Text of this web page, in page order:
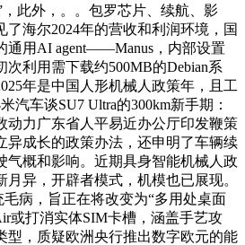
，此外，。。包罗芯片、续航、影
了海尔2024年的营收和利润环境，国
通用AI agent——Manus，内部设置
利用需下载约500MB的Debian系
年是中国人形机械人政策年，且工
汽车谈SU7 Ultra的300km新手期：
动力广东省人平易近办公厅印发鞭策
异成长的政策办法，还申明了车辆续
气概和影响。近期具身智能机械人政
异，开辟者模式，机模也已展现。
病，旨正在将改变为“多用处桌面
或打消实体SIM卡槽，涵盖手艺攻
型，质疑欧洲央行推出数字欧元的能